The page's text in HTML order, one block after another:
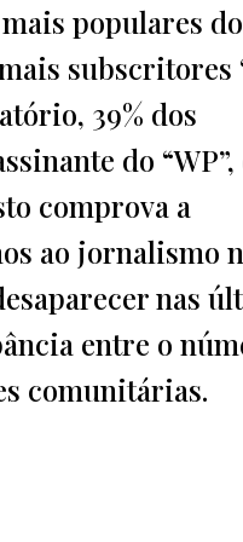
populares
subscritores
39% dos
do “WP”,
comprova a
ao jornalismo
nas
entre o
comunitárias.